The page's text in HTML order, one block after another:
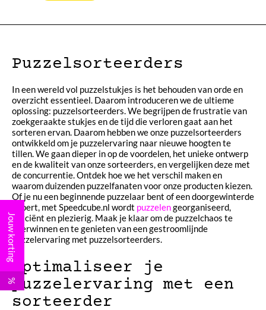
Puzzelsorteerders
In een wereld vol puzzelstukjes is het behouden van orde en
overzicht essentieel. Daarom introduceren we de ultieme
oplossing: puzzelsorteerders. We begrijpen de frustratie van
zoekgeraakte stukjes en de tijd die verloren gaat aan het
sorteren ervan. Daarom hebben we onze puzzelsorteerders
ontwikkeld om je puzzelervaring naar nieuwe hoogten te
tillen. We gaan dieper in op de voordelen, het unieke ontwerp
en de kwaliteit van onze sorteerders, en vergelijken deze met
de concurrentie. Ontdek hoe we het verschil maken en
waarom duizenden puzzelfanaten voor onze producten kiezen.
Of je nu een beginnende puzzelaar bent of een doorgewinterde
expert, met Speedcube.nl wordt puzzelengeorganiseerd,
efficiënt en plezierig. Maak je klaar om de puzzelchaos te
overwinnen en te genieten van een gestroomlijnde
puzzelervaring met puzzelsorteerders.
Optimaliseer je
puzzelervaring met een
sorteerder
Jouw korting
%